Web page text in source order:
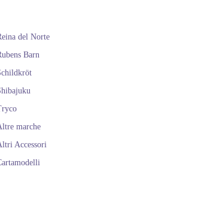
del Norte
Barn
marche
Accessori